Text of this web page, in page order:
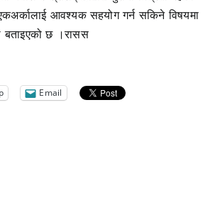
आवश्यक सहयोग गर्न सकिने विषयमा
छ ।रासस
Email